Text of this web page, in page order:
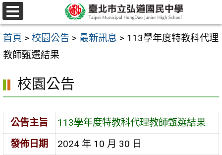
跳
至
主
要
容
區
選
單
首頁 > 校園公告 > 最新訊息 > 113學年度特教科代理
教師甄選結果
校園公告
公告主旨
113學年度特教科代理教師甄選結果
發佈日期
2024 年 10 月 30 日